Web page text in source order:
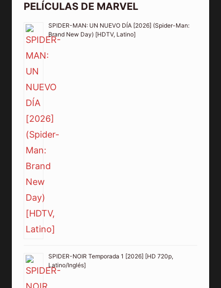
PELÍCULAS DE MARVEL
SPIDER-MAN: UN NUEVO DÍA [2026] (Spider-Man:
Brand New Day) [HDTV, Latino]
SPIDER-NOIR Temporada 1 [2026] [HD 720p,
Latino/Inglés]